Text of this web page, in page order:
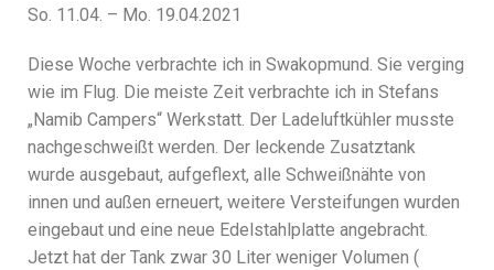
So. 11.04. – Mo. 19.04.2021
Diese Woche verbrachte ich in Swakopmund. Sie verging
wie im Flug. Die meiste Zeit verbrachte ich in Stefans
„Namib Campers“ Werkstatt. Der Ladeluftkühler musste
nachgeschweißt werden. Der leckende Zusatztank
wurde ausgebaut, aufgeflext, alle Schweißnähte von
innen und außen erneuert, weitere Versteifungen wurden
eingebaut und eine neue Edelstahlplatte angebracht.
Jetzt hat der Tank zwar 30 Liter weniger Volumen (